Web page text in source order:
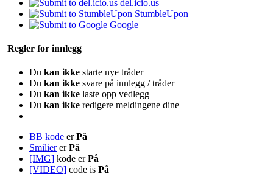
del.icio.us
StumbleUpon
Google
Regler for innlegg
Du kan ikke starte nye tråder
Du kan ikke svare på innlegg / tråder
Du kan ikke laste opp vedlegg
Du kan ikke redigere meldingene dine
BB kode erPå
SmiliererPå
[IMG] kode erPå
[VIDEO] code is På